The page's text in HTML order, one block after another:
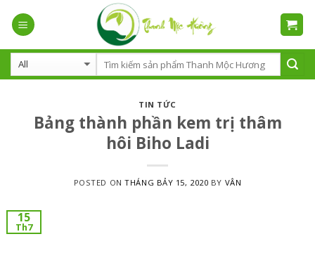
TIN TỨC
Bảng thành phần kem trị thâm
hôi Biho Ladi
POSTED ONTHÁNG BẢY 15, 2020 BY VÂN
15
Th7